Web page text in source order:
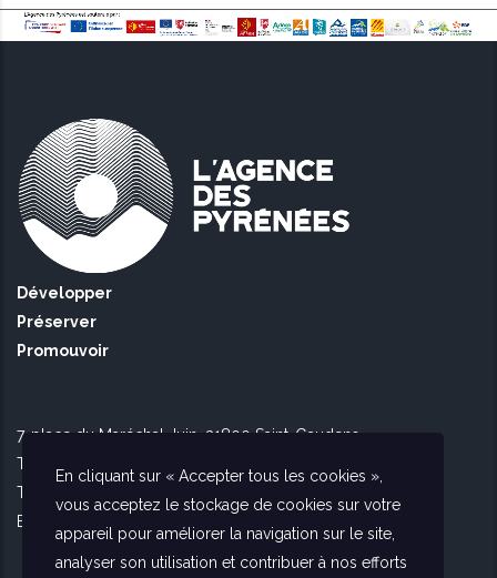
Développer
Préserver
Promouvoir
7, place du Maréchal Juin, 31800 Saint-Gaudens
Tél Toulouse : 09 51 90 16 56
Tél Saint Gaudens : 09 73 56 26 02
E-mail :
En cliquant sur « Accepter tous les cookies »,
vous acceptez le stockage de cookies sur votre
appareil pour améliorer la navigation sur le site,
analyser son utilisation et contribuer à nos efforts